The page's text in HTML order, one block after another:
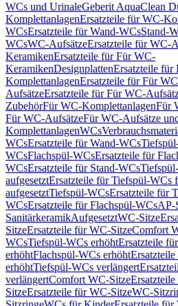
WCs und UrinaleGeberit AquaClean
KomplettanlagenErsatzteile für WC-
WCsErsatzteile für Wand-WCsStand-
WCsWC-AufsätzeErsatzteile für WC-
KeramikenErsatzteile für Für WC-
KeramikenDesignplattenErsatzteile für
KomplettanlagenErsatzteile für Für
AufsätzeErsatzteile für Für WC-
ZubehörFür WC-KomplettanlagenFür
Für WC-AufsätzeFür WC-Aufsätze
KomplettanlagenWCs
WCsErsatzteile für Wand-WCs
WCsFlachspül-WCsErsatzteile für
WCsErsatzteile für Stand-WCs
aufgesetztErsatzteile für Tiefspül-WCs
aufgesetztTiefspül-WCsErsatzteile für
WCsErsatzteile für Flachspül-WCsAP-
SanitärkeramikAufgesetztWC-Sitze
SitzeErsatzteile für WC-SitzeComfort
WCsTiefspül-WCs erhöhtErsatzteile
erhöhtFlachspül-WCs erhöht
erhöhtTiefspül-WCs verlängert
verlängertComfort WC-Sitze
SitzeErsatzteile für WC-SitzeWC-